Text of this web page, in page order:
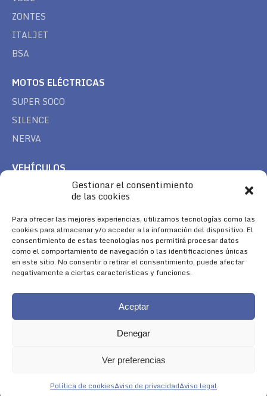
Gestionar el consentimiento
de las cookies
Para ofrecer las mejores experiencias, utilizamos tecnologías como las
cookies para almacenar y/o acceder a la información del dispositivo. El
consentimiento de estas tecnologías nos permitirá procesar datos
como el comportamiento de navegación o las identificaciones únicas
en este sitio. No consentir o retirar el consentimiento, puede afectar
negativamente a ciertas características y funciones.
Aceptar
Denegar
Ver preferencias
Política de cookiesAviso de privacidadAviso legal
ZONTES
ITALJET
BSA
MOTOS ELÉCTRICAS
SUPER SOCO
SILENCE
NERVA
VEHÍCULOS
TREK
SÍGUENOS
Encuéntranos en:
Facebook
page
YouTube
page
Instagram
page
Aviso Legal|Política de Cookies